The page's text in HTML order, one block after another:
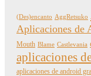
(Des)encanto AggRetsuko
Aplicaciones de
Mouth Blame Castlevania
aplicaciones
aplicaciones de android